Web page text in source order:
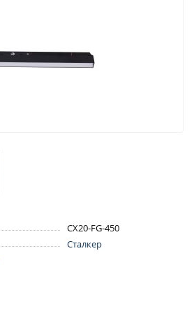
CX20-FG-450
Сталкер